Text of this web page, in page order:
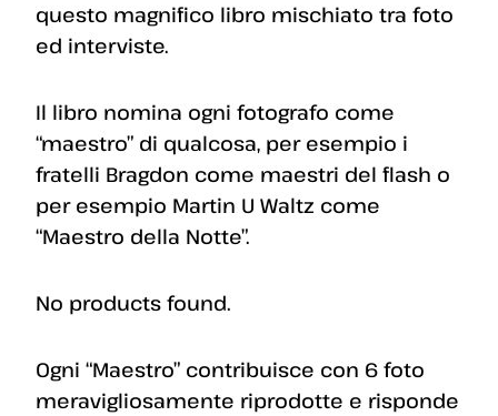
questo magnifico libro mischiato tra foto
ed interviste.
Il libro nomina ogni fotografo come
“maestro” di qualcosa, per esempio i
fratelli Bragdon come maestri del flash o
per esempio Martin U Waltz come
“Maestro della Notte”.
No products found.
Ogni “Maestro” contribuisce con 6 foto
meravigliosamente riprodotte e risponde